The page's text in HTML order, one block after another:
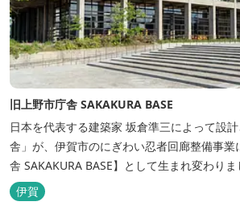
旧上野市庁舎 SAKAKURA BASE
日本を代表する建築家 坂倉準三によって設
舎」が、伊賀市のにぎわい忍者回廊整備事
舎 SAKAKURA BASE】として生まれ変わり
館やホテル、カフェがあるほか、観光案内所
メーションセンター」や伊賀の逸品を取り揃
伊賀